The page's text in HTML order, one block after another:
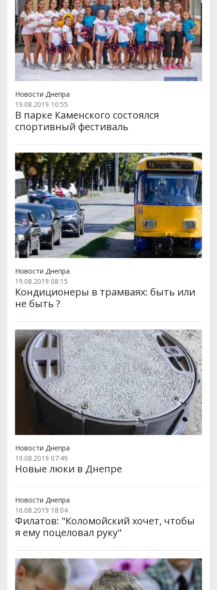
Новости Днепра
19.08.2019 10:55
В парке Каменского состоялся
спортивный фестиваль
Новости Днепра
19.08.2019 08:15
Кондиционеры в трамваях: быть или
не быть ?
Новости Днепра
19.08.2019 07:49
Новые люки в Днепре
Новости Днепра
16.08.2019 18:04
Филатов: "Коломойский хочет, чтобы
я ему поцеловал руку"